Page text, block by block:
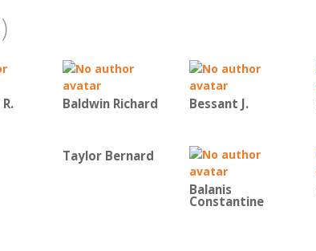
Baldwin Richard Bessant J.
Taylor Bernard
Balanis
Constantine